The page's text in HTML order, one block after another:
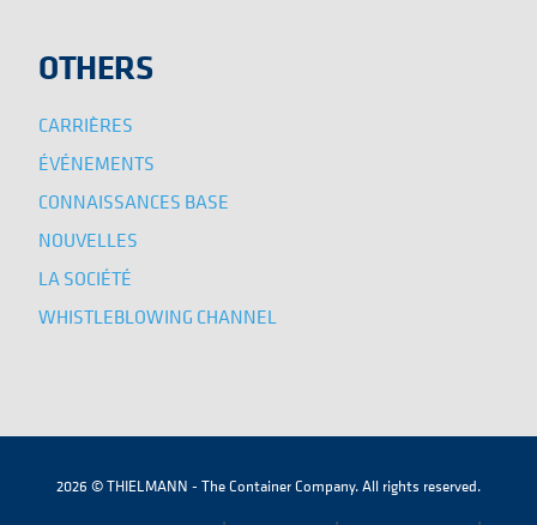
OTHERS
CARRIÈRES
ÉVÉNEMENTS
CONNAISSANCES BASE
NOUVELLES
LA SOCIÉTÉ
WHISTLEBLOWING CHANNEL
2026 © THIELMANN - The Container Company. All rights reserved.